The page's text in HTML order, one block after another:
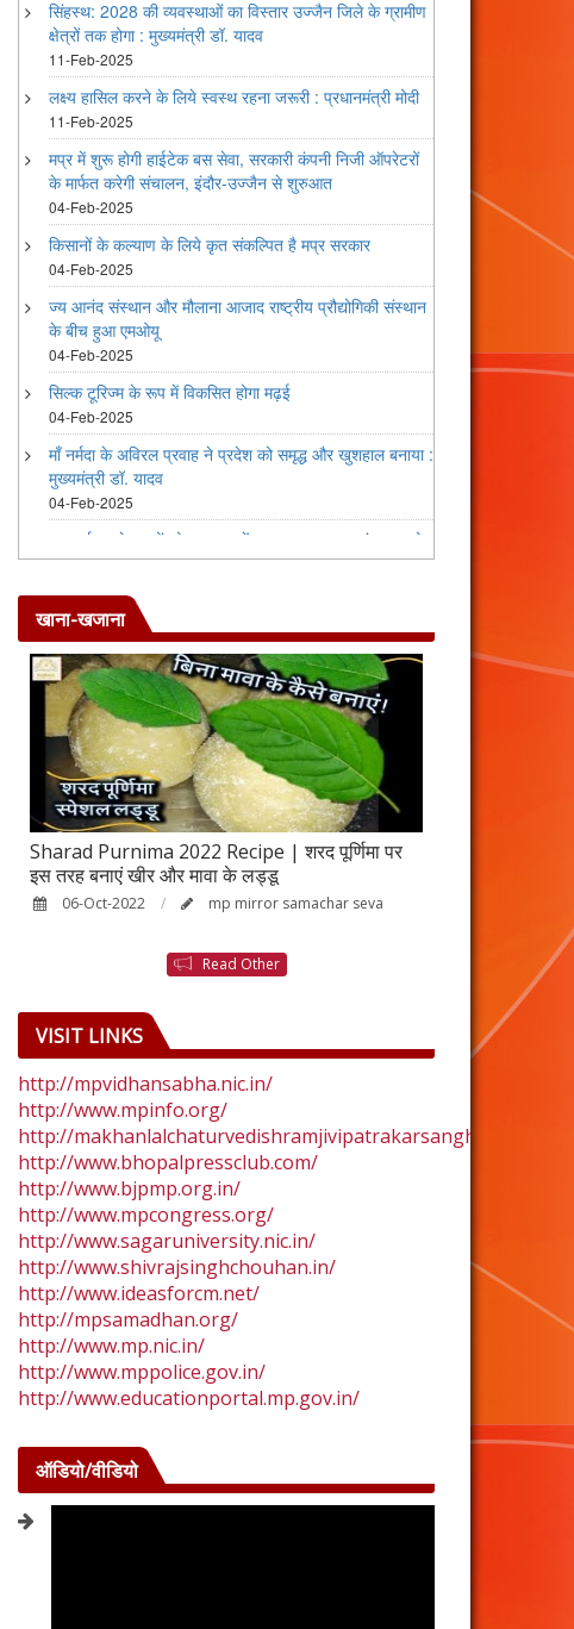
खाना-खजाना
Sharad Purnima 2022 Recipe | शरद पूर्णिमा पर
इस तरह बनाएं खीर और मावा के लड्डू
06-Oct-2022 mp mirror samachar seva
Read Other
VISIT LINKS
http://mpvidhansabha.nic.in/
http://www.mpinfo.org/
http://makhanlalchaturvedishramjivipatrakarsangh.com/
http://www.bhopalpressclub.com/
http://www.bjpmp.org.in/
http://www.mpcongress.org/
http://www.sagaruniversity.nic.in/
http://www.shivrajsinghchouhan.in/
http://www.ideasforcm.net/
http://mpsamadhan.org/
http://www.mp.nic.in/
http://www.mppolice.gov.in/
http://www.educationportal.mp.gov.in/
ऑडियो/वीडियो